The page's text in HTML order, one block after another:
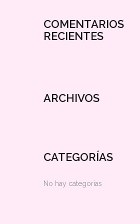
COMENTARIOS
RECIENTES
ARCHIVOS
CATEGORÍAS
No hay categorías